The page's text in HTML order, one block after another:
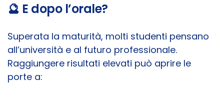
🔮 E dopo l’orale?
Superata la maturità, molti studenti pensano
all’università e al futuro professionale.
Raggiungere risultati elevati può aprire le
porte a: